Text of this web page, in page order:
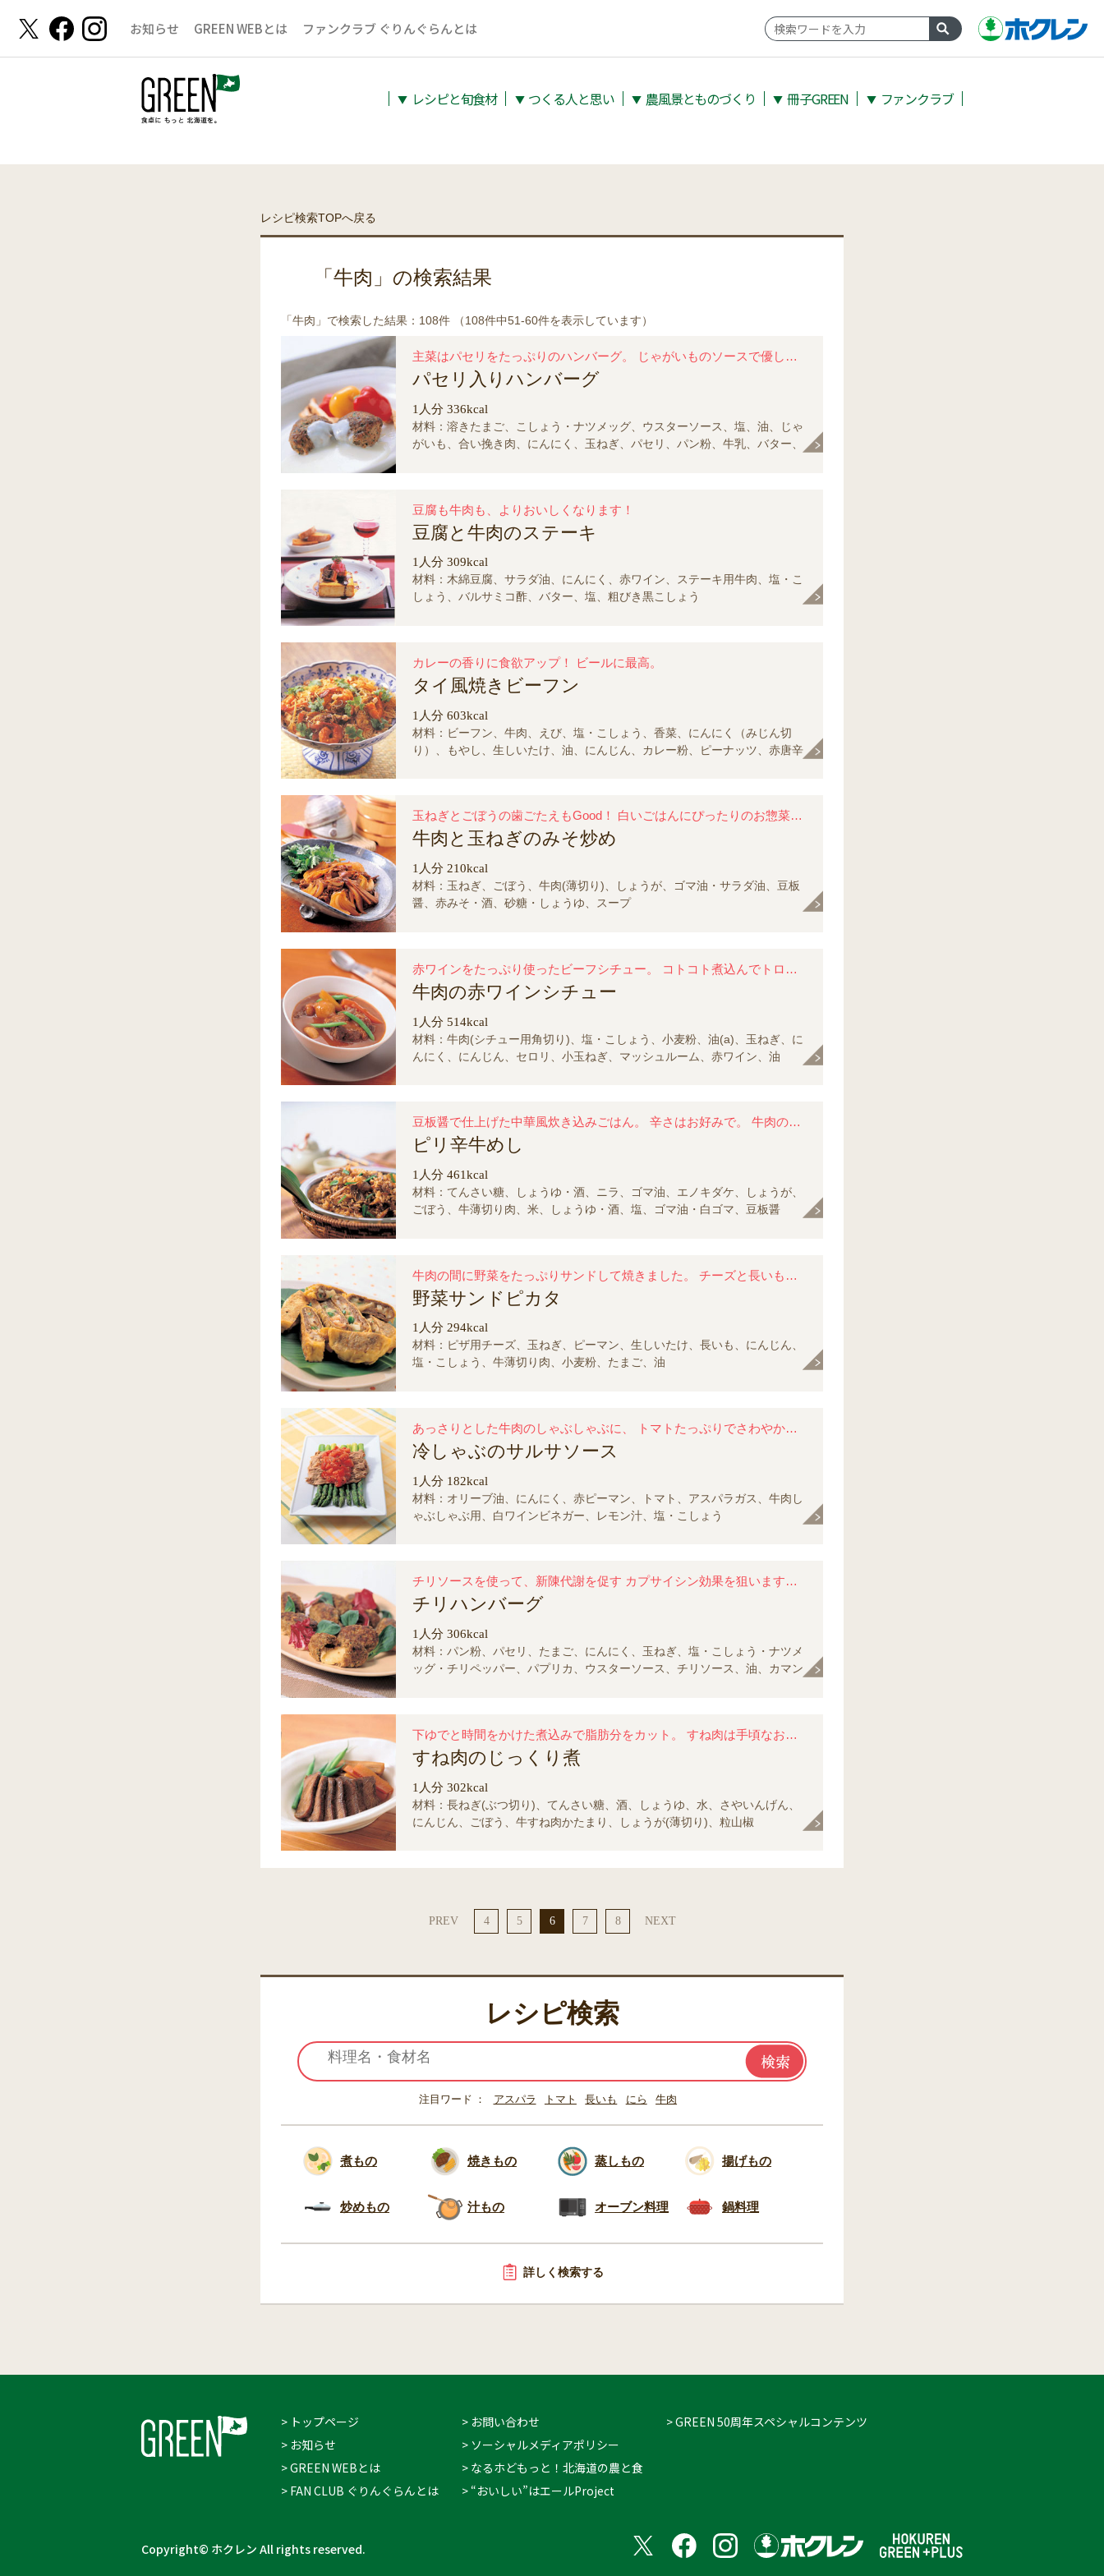
お知らせ GREEN WEBとは ファンクラブ ぐりんぐらんとは
▼ レシピと旬⾷材 ▼ つくる人と思い ▼ 農⾵景とものづくり ▼ 冊子GREEN ▼ ファンクラブ
レシピ検索TOPへ戻る
「牛肉」の検索結果
「牛肉」で検索した結果：108件 （108件中51-60件を表示しています）
主菜はパセリをたっぷりのハンバーグ。 じゃがいものソースで優しい味に。
パセリ入りハンバーグ
1人分 336kcal
材料：溶きたまご、こしょう・ナツメッグ、ウスターソース、塩、油、じゃ
がいも、合い挽き肉、にんにく、玉ねぎ、パセリ、パン粉、牛乳、バター、
豆腐も牛肉も、よりおいしくなります！
豆腐と牛肉のステーキ
1人分 309kcal
材料：木綿豆腐、サラダ油、にんにく、赤ワイン、ステーキ用牛肉、塩・こ
しょう、バルサミコ酢、バター、塩、粗びき黒こしょう
カレーの香りに食欲アップ！ ビールに最高。
タイ風焼きビーフン
1人分 603kcal
材料：ビーフン、牛肉、えび、塩・こしょう、香菜、にんにく（みじん切
り）、もやし、生しいたけ、油、にんじん、カレー粉、ピーナッツ、赤唐辛
玉ねぎとごぼうの歯ごたえもGood！ 白いごはんにぴったりのお惣菜です。
牛肉と玉ねぎのみそ炒め
1人分 210kcal
材料：玉ねぎ、ごぼう、牛肉(薄切り)、しょうが、ゴマ油・サラダ油、豆板
醤、赤みそ・酒、砂糖・しょうゆ、スープ
赤ワインをたっぷり使ったビーフシチュー。 コトコト煮込んでトロリと仕上げます。
牛肉の赤ワインシチュー
1人分 514kcal
材料：牛肉(シチュー用角切り)、塩・こしょう、小麦粉、油(a)、玉ねぎ、に
んにく、にんじん、セロリ、小玉ねぎ、マッシュルーム、赤ワイン、油
豆板醤で仕上げた中華風炊き込みごはん。 辛さはお好みで。 牛肉の旨味とごぼうの香ばしさがきいています。
ピリ辛牛めし
1人分 461kcal
材料：てんさい糖、しょうゆ・酒、ニラ、ゴマ油、エノキダケ、しょうが、
ごぼう、牛薄切り肉、米、しょうゆ・酒、塩、ゴマ油・白ゴマ、豆板醤
牛肉の間に野菜をたっぷりサンドして焼きました。 チーズと長いもがとろ～り。 ビールやワインと一緒にどうぞ。
野菜サンドピカタ
1人分 294kcal
材料：ピザ用チーズ、玉ねぎ、ピーマン、生しいたけ、長いも、にんじん、
塩・こしょう、牛薄切り肉、小麦粉、たまご、油
あっさりとした牛肉のしゃぶしゃぶに、 トマトたっぷりでさわやかな味つけのソース。 旬のグリーンアスパラガスもおいしい。
冷しゃぶのサルサソース
1人分 182kcal
材料：オリーブ油、にんにく、赤ピーマン、トマト、アスパラガス、牛肉し
ゃぶしゃぶ用、白ワインビネガー、レモン汁、塩・こしょう
チリソースを使って、新陳代謝を促す カプサイシン効果を狙います。 中にカマンベールチーズを入れて辛みを緩和。
チリハンバーグ
1人分 306kcal
材料：パン粉、パセリ、たまご、にんにく、玉ねぎ、塩・こしょう・ナツメ
ッグ・チリペッパー、パプリカ、ウスターソース、チリソース、油、カマン
下ゆでと時間をかけた煮込みで脂肪分をカット。 すね肉は手頃なお値段で、 コラーゲンが多く、煮込むほどにおいしくなります。
すね肉のじっくり煮
1人分 302kcal
材料：長ねぎ(ぶつ切り)、てんさい糖、酒、しょうゆ、水、さやいんげん、
にんじん、ごぼう、牛すね肉かたまり、しょうが(薄切り)、粒山椒
PREV 4 5 6 7 8 NEXT
レシピ検索
注目ワード アスパラ トマト 長いも にら 牛肉
煮もの 焼きもの 蒸しもの 揚げもの
炒めもの 汁もの オーブン料理 鍋料理
詳しく検索する
> トップページ
> お知らせ
> GREEN WEBとは
> FAN CLUB ぐりんぐらんとは
> お問い合わせ
> ソーシャルメディアポリシー
> なるホどもっと！北海道の農と食
> “おいしい”はエールProject
> GREEN 50周年スペシャルコンテンツ
Copyright© ホクレン All rights reserved.